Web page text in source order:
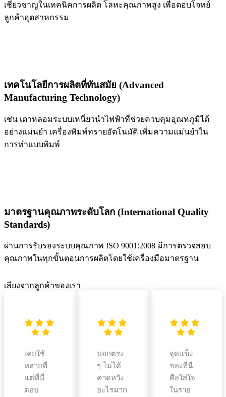
เชี่ยวชาญในเทคนิคการผลิต โลหะคุณภาพสูง เพื่อตอบโจทย์
ลูกค้าอุตสาหกรรม
เทคโนโลยีการผลิตที่ทันสมัย (Advanced
Manufacturing Technology)
เช่น เตาหลอมระบบเหนี่ยวนำไฟฟ้าที่ช่วยควบคุมอุณหภูมิได้
อย่างแม่นยำ เครื่องพิมพ์ทรายอัตโนมัติ เพิ่มความแม่นยำใน
การทำแบบพิมพ์
มาตรฐานคุณภาพระดับโลก (International Quality
Standards)
ผ่านการรับรองระบบคุณภาพ ISO 9001:2008 มีการตรวจสอบ
คุณภาพในทุกขั้นตอนการผลิตโดยใช้เครื่องมือมาตรฐาน
เสียงจากลูกค้าของเรา
เคยใช้
หลายที่
แต่ที่นี่
ตอบ
บอกตรง
ๆ ไม่ได้
คาดหวัง
อะไรมาก
จุดแข็ง
ของที่นี่
คือใส่ใจ
ในราย